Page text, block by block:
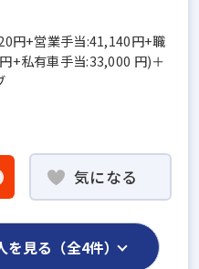
円+営業手当:41,140円+職
+私有車手当:33,000 円)＋
気になる
を見る（全4件）